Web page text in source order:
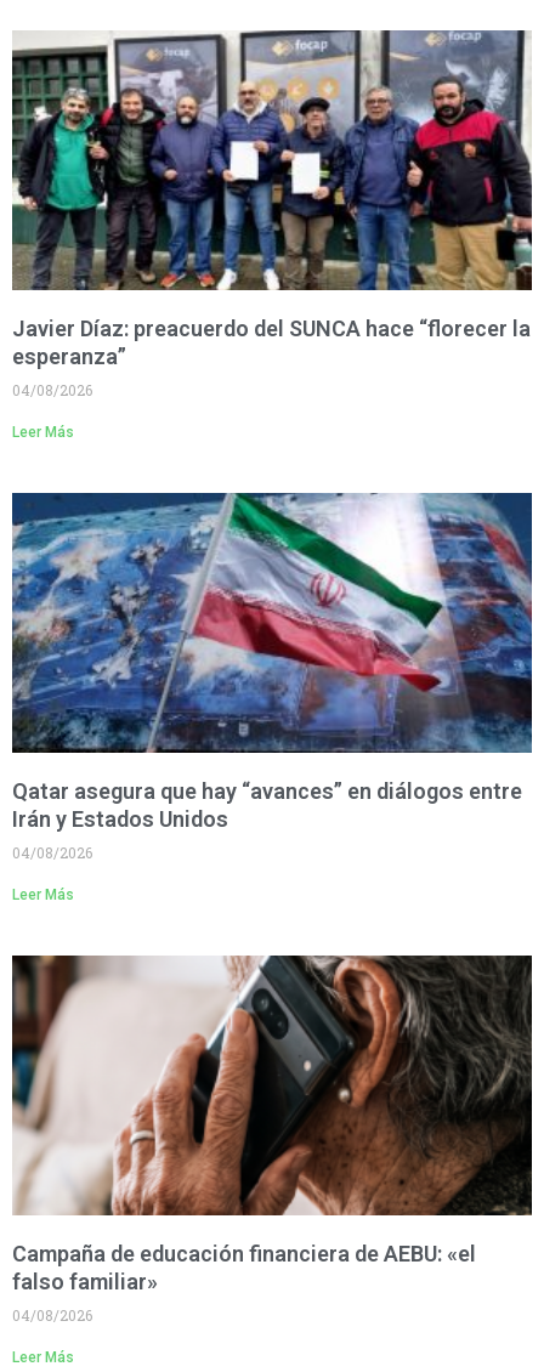
Javier Díaz: preacuerdo del SUNCA hace “florecer la
esperanza”
04/08/2026
Leer Más
Qatar asegura que hay “avances” en diálogos entre
Irán y Estados Unidos
04/08/2026
Leer Más
Campaña de educación financiera de AEBU: «el
falso familiar»
04/08/2026
Leer Más